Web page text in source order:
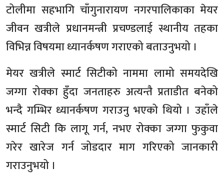
टोलीमा सहभागि चाँगुनारायण नगरपालिकाका मेयर
जीवन खत्रीले प्रधानमन्त्री प्रचण्डलाई स्थानीय तहका
विभिन्न विषयमा ध्यानर्कषण गराएको बताउनुभयो ।
मेयर खत्रीले स्मार्ट सिटीको नाममा लामो समयदेखि
जग्गा रोक्का हुँदा जनताहरु अत्यन्तै प्रताडीत बनेको
भन्दै गम्भिर ध्यानर्कषण गराउनु भएको थियो । उहाँले
स्मार्ट सिटी कि लागू गर्न, नभए रोक्का जग्गा फुकुवा
गरेर खारेज गर्न जोडदार माग गरिएको जानकारी
गराउनुभयो ।